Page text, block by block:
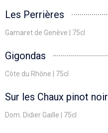
Les Perrières
Gamaret de Genève | 75cl
Gigondas
Côte du Rhône | 75cl
Sur les Chaux pinot noir
Dom. Didier Gaille | 75cl